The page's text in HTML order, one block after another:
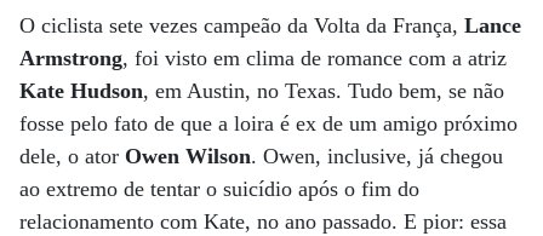
O ciclista sete vezes campeão da Volta da França, Lance
Armstrong, foi visto em clima de romance com a atriz
Kate Hudson, em Austin, no Texas. Tudo bem, se não
fosse pelo fato de que a loira é ex de um amigo próximo
dele, o ator Owen Wilson. Owen, inclusive, já chegou
ao extremo de tentar o suicídio após o fim do
relacionamento com Kate, no ano passado. E pior: essa